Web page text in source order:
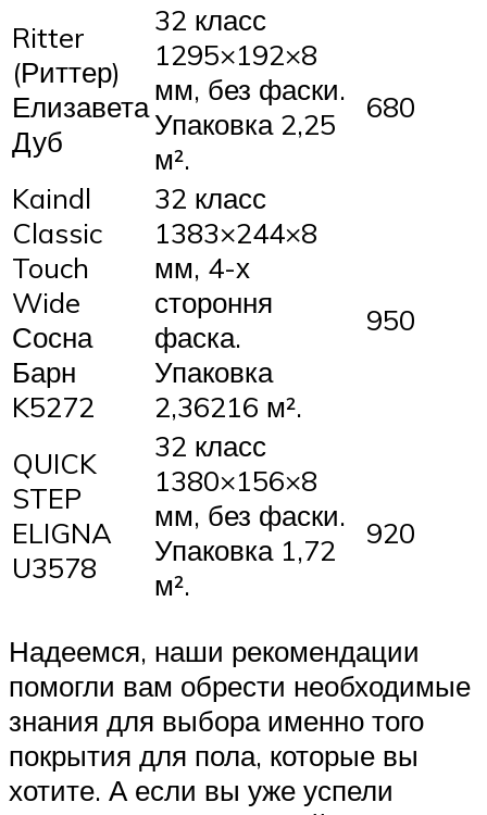
Ritter
(Риттер)
Елизавета
Дуб
32 класс
1295×192×8
мм, без фаски.
Упаковка 2,25
м².
680
Kaindl
Classic
Touch
Wide
Сосна
Барн
K5272
32 класс
1383×244×8
мм, 4-х
стороння
фаска.
Упаковка
2,36216 м².
950
QUICK
STEP
ELIGNA
U3578
32 класс
1380×156×8
мм, без фаски.
Упаковка 1,72
м².
920
Надеемся, наши рекомендации
помогли вам обрести необходимые
знания для выбора именно того
покрытия для пола, которые вы
хотите. А если вы уже успели